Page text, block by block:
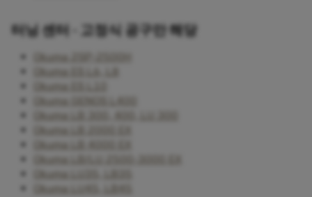
터닝 센터 - 고정식 공구만 해당
Okuma 2SP-2500H
Okuma ES L6, L8
Okuma ES L10
Okuma GENOS L400
Okuma LB 300, 400, LU 300
Okuma LB 2000 EX
Okuma LB 4000 EX
Okuma LB/LU 2500-3000 EX
Okuma LU35, LB35
Okuma LU45, LB45